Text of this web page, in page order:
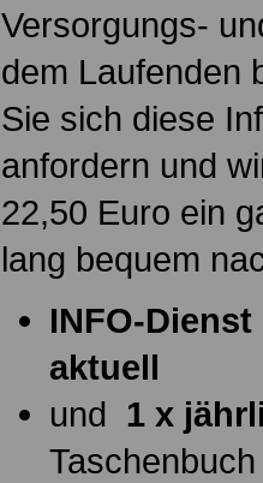
Versorgungs-
dem Laufenden
Sie sich diese
anfordern und
22,50 Euro ein
lang bequem
INFO-
aktuell
und 1 x
Taschenbuch